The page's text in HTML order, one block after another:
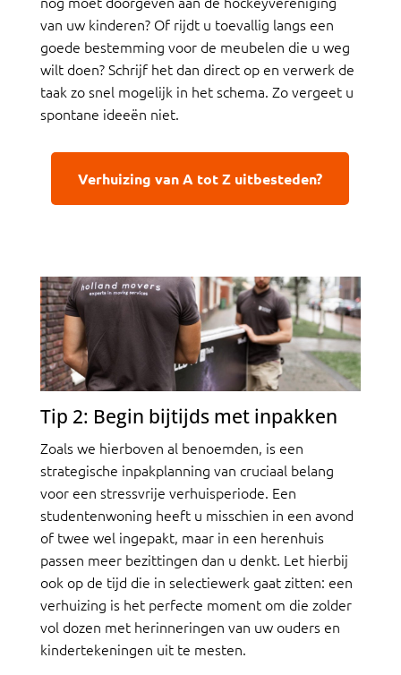
van uw kinderen? Of rijdt u toevallig langs een
goede bestemming voor de meubelen die u weg
wilt doen? Schrijf het dan direct op en verwerk de
taak zo snel mogelijk in het schema. Zo vergeet u
spontane ideeën niet.
Verhuizing van A tot Z uitbesteden?
Tip 2: Begin bijtijds met inpakken
Zoals we hierboven al benoemden, is een
strategische inpakplanning van cruciaal belang
voor een stressvrije verhuisperiode. Een
studentenwoning heeft u misschien in een avond
of twee wel ingepakt, maar in een herenhuis
passen meer bezittingen dan u denkt. Let hierbij
ook op de tijd die in selectiewerk gaat zitten: een
verhuizing is het perfecte moment om die zolder
vol dozen met herinneringen van uw ouders en
kindertekeningen uit te mesten.